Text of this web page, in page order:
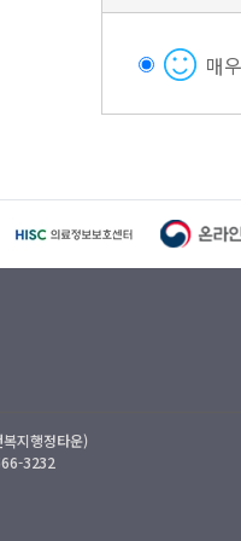
매
지행정타운)
3232